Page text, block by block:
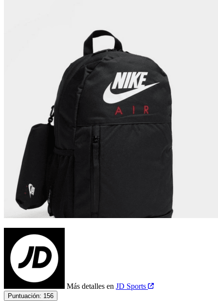
Más detalles en JD Sports
Puntuación: 156